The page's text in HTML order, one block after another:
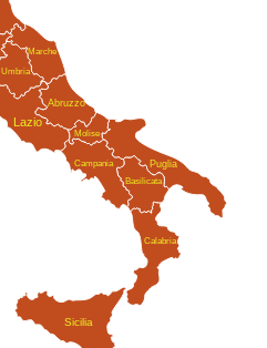
Abruzzo
Puglia
Basilicata
Calabria
Campania
Lazio
Marche
Molise
Sicilia
Umbria